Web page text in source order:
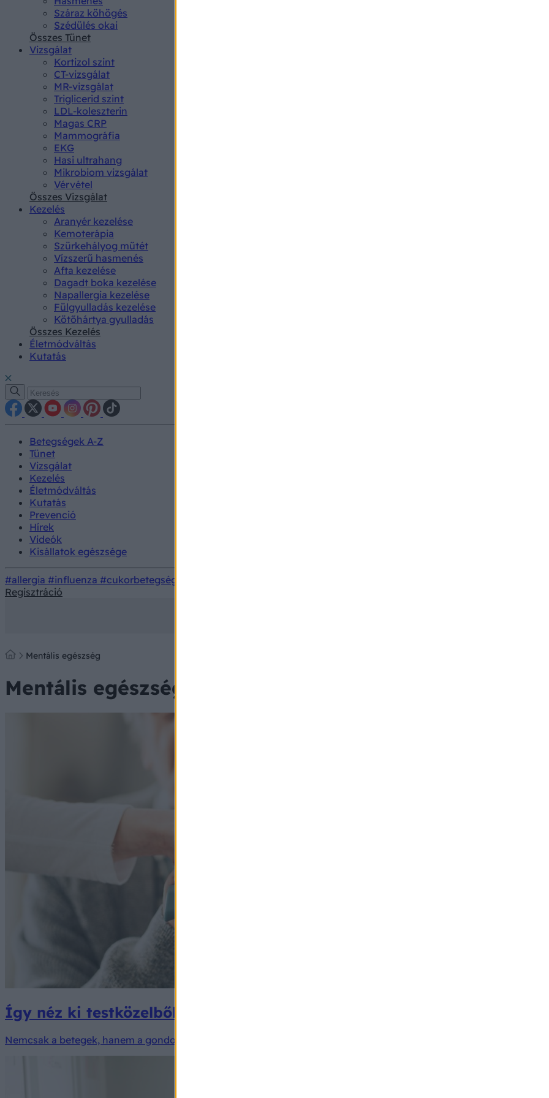
Száraz köhögés
Szédülés okai
Összes Tünet
Vizsgálat
Kortizol szint
CT-vizsgálat
MR-vizsgálat
Triglicerid szint
LDL-koleszterin
Magas CRP
Mammográfia
EKG
Hasi ultrahang
Mikrobiom vizsgálat
Vérvétel
Összes Vizsgálat
Kezelés
Aranyér kezelése
Kemoterápia
Szürkehályog műtét
Vízszerű hasmenés
Afta kezelése
Dagadt boka kezelése
Napallergia kezelése
Fülgyulladás kezelése
Kötőhártya gyulladás
Összes Kezelés
Életmódváltás
Kutatás
Betegségek A-Z
Tünet
Vizsgálat
Kezelés
Életmódváltás
Kutatás
Prevenció
Hírek
Videók
Kisállatok egészsége
#allergia #influenza #cukorbetegség
Regisztráció
Mentális egészség
Mentális egészség
Így néz ki testközelből egy Alzheimer-kóros beteg gondozása: amiről
Nemcsak a betegek, hanem a gondozóik is küzdenek.